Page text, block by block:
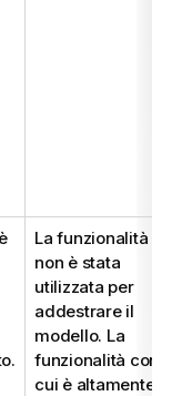
La funzionalità
non è stata
utilizzata per
addestrare il
modello. La
funzionalità con
cui è altamente